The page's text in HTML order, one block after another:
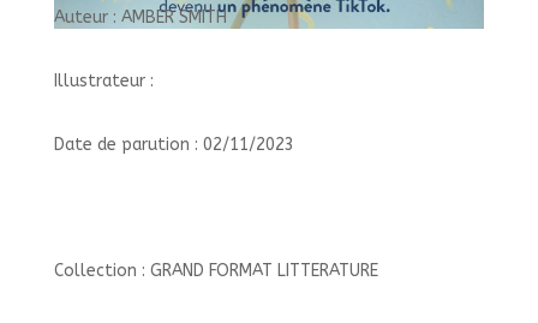
Auteur : AMBER SMITH
Illustrateur :
Date de parution : 02/11/2023
Collection : GRAND FORMAT LITTERATURE